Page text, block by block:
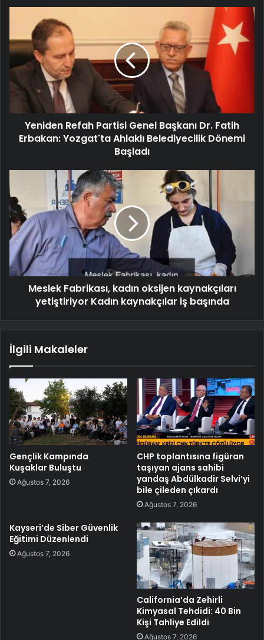
Yeniden Refah Partisi Genel Başkanı Dr. Fatih
Erbakan: Yozgat'ta Ahlaklı Belediyecilik Dönemi
Başladı
Meslek Fabrikası, kadın oksijen kaynakçıları
yetiştiriyor Kadın kaynakçılar iş başında
İlgili Makaleler
Gençlik Kampında
Kuşaklar Buluştu
Ağustos 7, 2026
CHP toplantısına figüran
taşıyan ajans sahibi
yandaş Abdülkadir Selvi’yi
bile çileden çıkardı
Ağustos 7, 2026
Kayseri’de Siber Güvenlik
Eğitimi Düzenlendi
Ağustos 7, 2026
California’da Zehirli
Kimyasal Tehdidi: 40 Bin
Kişi Tahliye Edildi
Ağustos 7, 2026